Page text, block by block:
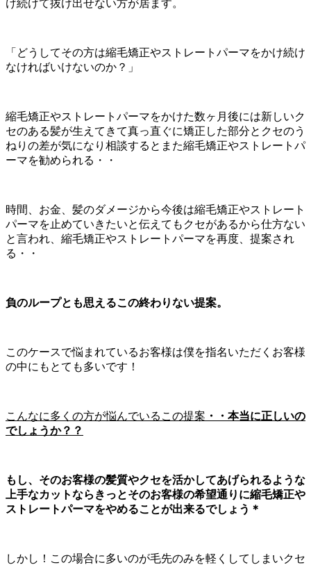
け続けて抜け出せない方が居ます。
「どうしてその方は縮毛矯正やストレートパーマをかけ続け
なければいけないのか？」
縮毛矯正やストレートパーマをかけた数ヶ月後には新しいク
セのある髪が生えてきて真っ直ぐに矯正した部分とクセのう
ねりの差が気になり相談するとまた縮毛矯正やストレートパ
ーマを勧められる・・
時間、お金、髪のダメージから今後は縮毛矯正やストレート
パーマを止めていきたいと伝えてもクセがあるから仕方ない
と言われ、縮毛矯正やストレートパーマを再度、提案され
る・・
負のループとも思えるこの終わりない提案。
このケースで悩まれているお客様は僕を指名いただくお客様
の中にもとても多いです！
こんなに多くの方が悩んでいるこの提案 ・・本当に正しいの
でしょうか？？
もし、そのお客様の髪質やクセを活かしてあげられるような
上手なカットならきっとそのお客様の希望通りに縮毛矯正や
ストレートパーマをやめることが出来るでしょう＊
しかし！この場合に多いのが毛先のみを軽くしてしまいクセ